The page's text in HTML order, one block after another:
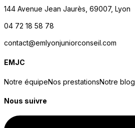
144 Avenue Jean Jaurès, 69007, Lyon
04 72 18 58 78
contact@emlyonjuniorconseil.com
EMJC
Notre équipeNos prestationsNotre blog
Nous suivre